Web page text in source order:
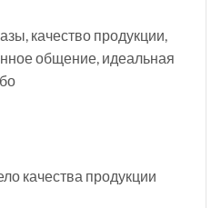
качество продукции,
общение, идеальная
качества продукции